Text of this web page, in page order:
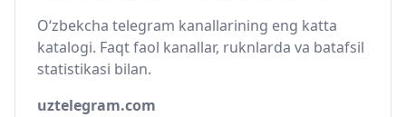
O‘zbekcha telegram kanallarining eng katta
katalogi. Faqt faol kanallar, ruknlarda va batafsil
statistikasi bilan.
uztelegram.com